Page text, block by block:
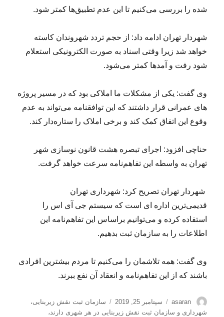
شده را بررسی می‌کنیم تا این عدم تطبیق‌ها کمتر شود.
شهردار تهران ادامه داد: از حجم تردد شهروندان کاسته
خواهد شد زیرا وقتی اسناد به صورت الکترونیکی استعلام
شود رفت و آمدها کمتر می‌شود.
وی گفت: یکی از مشکلات ما املاکی بود که در مسیر پروژه
های عمرانی قرار داشتند که این توافقنامه می‌تواند به عدم
وقوع این اتفاق کمک کند و برخی املاک را ستاره‌دار کند.
حناچی افزود: اجرای تبصره هشت قانون نوسازی شهر
تهران به واسطه این تفاهم‌نامه سرعت خواهد گرفت.
شهردار تهران تصریح کرد: شهرداری تهران
قدیمی‌ترین اداره ای است که سیستم جی آی اس را
استفاده کرده و می‌توانیم براساس این تفاهم‌نامه این
اطلاعات را به سازمان ثبت بدهیم.
وی گفت: همه تلاشمان را می‌کنیم تا مردم بیشترین افرادی
باشند که از این تفاهم‌نامه و انعقاد آن نفع ببرند.
نویسنده
asaran
ارسال
شده
سپتامبر 25, 2019 برچسب‌ها
سازمان ثبت نقش زیربنایی،
شهرداری و سازمان ثبت نقش زیربنایی در هر شهری دارند،